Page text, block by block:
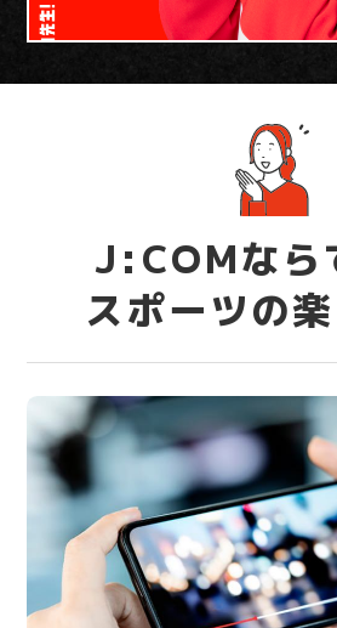
J:COMなら
スポーツの